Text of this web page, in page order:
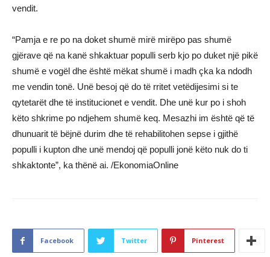
vendit.
“Pamja e re po na doket shumë mirë mirëpo pas shumë
gjërave që na kanë shkaktuar populli serb kjo po duket një pikë
shumë e vogël dhe është mëkat shumë i madh çka ka ndodh
me vendin tonë. Unë besoj që do të rritet vetëdijesimi si te
qytetarët dhe të institucionet e vendit. Dhe unë kur po i shoh
këto shkrime po ndjehem shumë keq. Mesazhi im është që të
dhunuarit të bëjnë durim dhe të rehabilitohen sepse i gjithë
populli i kupton dhe unë mendoj që populli jonë këto nuk do ti
shkaktonte”, ka thënë ai. /EkonomiaOnline
Facebook Twitter Pinterest